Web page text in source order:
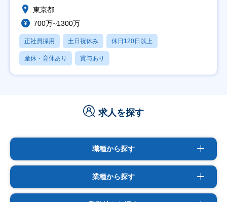
東京都
700万~1300万
正社員採用 土日祝休み 休日120日以上
産休・育休あり 賞与あり
求人を探す
職種から探す
業種から探す